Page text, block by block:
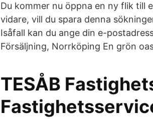
Du kommer nu öppna en ny flik till
vidare, vill du spara denna
Isåfall kan du ange din e-
Försäljning, Norrköping En grön
TESÅB